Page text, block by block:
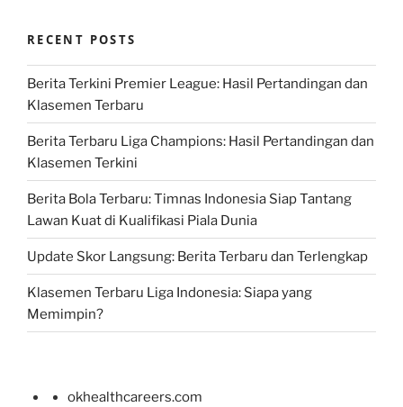
RECENT POSTS
Berita Terkini Premier League: Hasil Pertandingan dan
Klasemen Terbaru
Berita Terbaru Liga Champions: Hasil Pertandingan dan
Klasemen Terkini
Berita Bola Terbaru: Timnas Indonesia Siap Tantang
Lawan Kuat di Kualifikasi Piala Dunia
Update Skor Langsung: Berita Terbaru dan Terlengkap
Klasemen Terbaru Liga Indonesia: Siapa yang
Memimpin?
okhealthcareers.com